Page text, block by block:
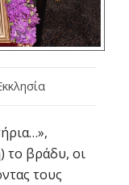
το βράδυ, οι
τους